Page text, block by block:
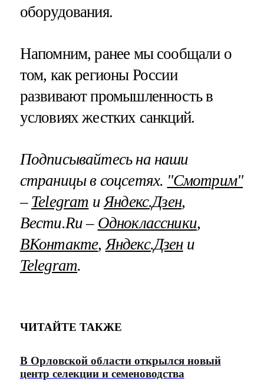
оборудования.
Напомним, ранее мы сообщали о
том, как регионы России
развивают промышленность в
условиях жестких санкций.
Подписывайтесь на наши
страницы в соцсетях. "Смотрим"
– Telegram иЯндекс.Дзен,
Вести.Ru – Одноклассники,
ВКонтакте,Яндекс.Дзени
Telegram.
ЧИТАЙТЕ ТАКЖЕ
В Орловской области открылся новый
центр селекции и семеноводства